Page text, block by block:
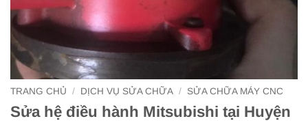
TRANG CHỦ / DỊCH VỤ SỬA CHỮA / SỬA CHỮA MÁY CNC
Sửa hệ điều hành Mitsubishi tại Huyện